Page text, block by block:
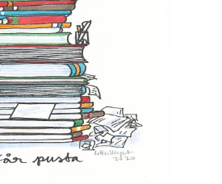
De
olika
alternativen
kan
väljas
på
produktsidan